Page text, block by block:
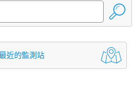
近的監測站